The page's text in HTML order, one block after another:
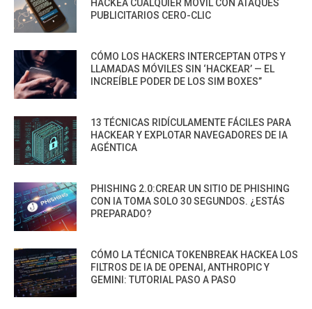
HACKEA CUALQUIER MÓVIL CON ATAQUES
PUBLICITARIOS CERO-CLIC
CÓMO LOS HACKERS INTERCEPTAN OTPS Y
LLAMADAS MÓVILES SIN ‘HACKEAR’ — EL
INCREÍBLE PODER DE LOS SIM BOXES”
13 TÉCNICAS RIDÍCULAMENTE FÁCILES PARA
HACKEAR Y EXPLOTAR NAVEGADORES DE IA
AGÉNTICA
PHISHING 2.0:CREAR UN SITIO DE PHISHING
CON IA TOMA SOLO 30 SEGUNDOS. ¿ESTÁS
PREPARADO?
CÓMO LA TÉCNICA TOKENBREAK HACKEA LOS
FILTROS DE IA DE OPENAI, ANTHROPIC Y
GEMINI: TUTORIAL PASO A PASO